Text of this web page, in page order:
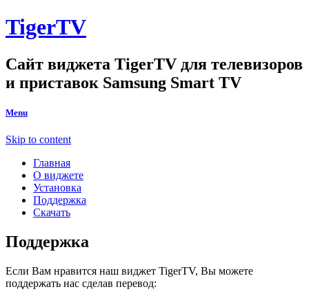
TigerTV
Сайт виджета TigerTV для телевизоров
и приставок Samsung Smart TV
Menu
Skip to content
Главная
О виджете
Установка
Поддержка
Скачать
Поддержка
Если Вам нравится наш виджет TigerTV, Вы можете
поддержать нас сделав перевод: